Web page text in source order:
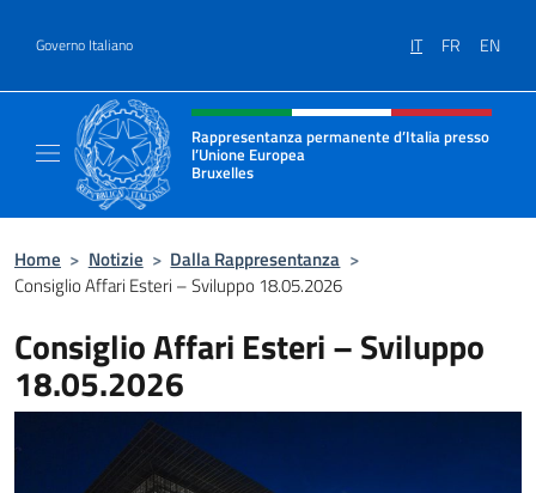
Governo Italiano IT FR EN
Intestazione sito, social e menù
Rappresentanza permanente d’Italia presso
l’Unione Europea
Bruxelles
Il sito ufficiale della Rappresentanza
Home > Notizie > Dalla Rappresentanza >
Consiglio Affari Esteri – Sviluppo 18.05.2026
Consiglio Affari Esteri – Sviluppo
18.05.2026